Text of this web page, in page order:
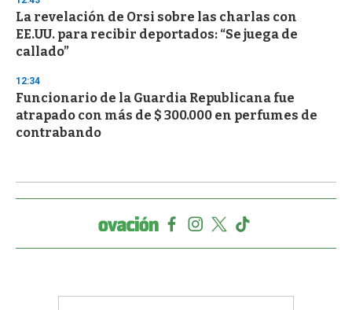
La revelación de Orsi sobre las charlas con
EE.UU. para recibir deportados: “Se juega de
callado”
12:34
Funcionario de la Guardia Republicana fue
atrapado con más de $ 300.000 en perfumes de
contrabando